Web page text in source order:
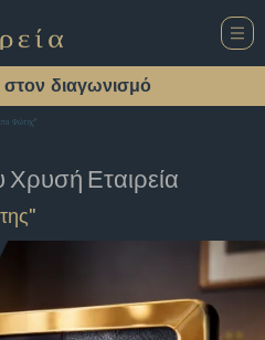
διαγωνισμό
Φώτης"
Χρυσή Εταιρεία